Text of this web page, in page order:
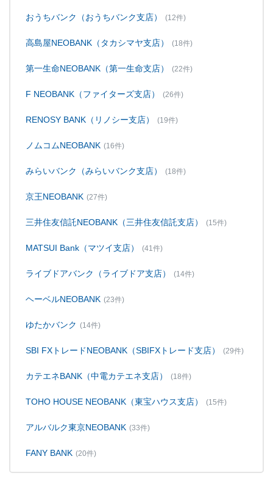
おうちバンク（おうちバンク支店） (12件)
高島屋NEOBANK（タカシマヤ支店） (18件)
第一生命NEOBANK（第一生命支店） (22件)
F NEOBANK（ファイターズ支店） (26件)
RENOSY BANK（リノシー支店） (19件)
ノムコムNEOBANK (16件)
みらいバンク（みらいバンク支店） (18件)
京王NEOBANK (27件)
三井住友信託NEOBANK（三井住友信託支店） (15件)
MATSUI Bank（マツイ支店） (41件)
ライブドアバンク（ライブドア支店） (14件)
ヘーベルNEOBANK (23件)
ゆたかバンク (14件)
SBI FXトレードNEOBANK（SBIFXトレード支店） (29件)
カテエネBANK（中電カテエネ支店） (18件)
TOHO HOUSE NEOBANK（東宝ハウス支店） (15件)
アルバルク東京NEOBANK (33件)
FANY BANK (20件)